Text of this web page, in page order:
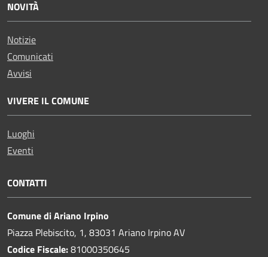
NOVITÀ
Notizie
Comunicati
Avvisi
VIVERE IL COMUNE
Luoghi
Eventi
CONTATTI
Comune di Ariano Irpino
Piazza Plebiscito, 1, 83031 Ariano Irpino AV
Codice Fiscale:81000350645